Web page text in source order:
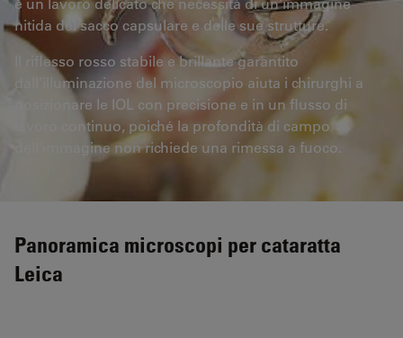
nitida del sacco capsulare e delle sue strutture.
Il riflesso rosso stabile e brillante garantito
dall'illuminazione del microscopio aiuta i chirurghi a
posizionare le IOL con precisione e in un flusso di
lavoro continuo, poiché la profondità di campo
dell'immagine non richiede una rimessa a fuoco.
Panoramica microscopi per cataratta
Leica